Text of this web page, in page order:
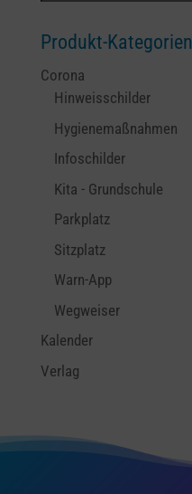
Produkt-Kategorien
Corona
Hinweisschilder
Hygienemaßnahmen
Infoschilder
Kita - Grundschule
Parkplatz
Sitzplatz
Warn-App
Wegweiser
Kalender
Verlag